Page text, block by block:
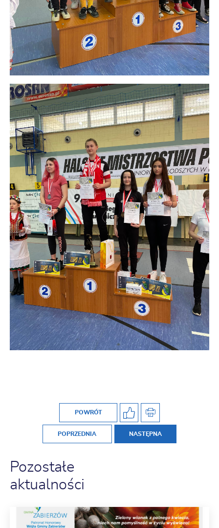
POWRÓT
POPRZEDNIA NASTĘPNA
Pozostałe
aktualności